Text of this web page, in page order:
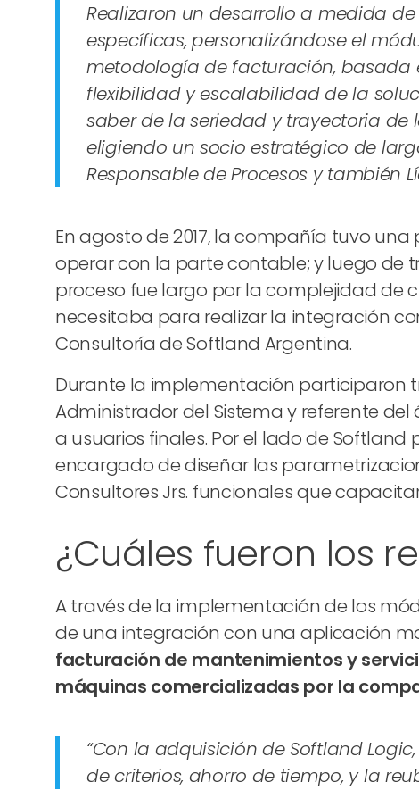
Realizaron un desarrollo a medida
específicas, personalizándose el
metodología de facturación, basada
flexibilidad y escalabilidad de la
saber de la seriedad y trayectoria
eligiendo un socio estratégico de
Responsable de Procesos y también
En agosto de 2017, la compañía tuvo
operar con la parte contable; y luego de
proceso fue largo por la complejidad de
necesitaba para realizar la integración
Consultoría de Softland Argentina.
Durante la implementación participaron
Administrador del Sistema y referente del
a usuarios finales. Por el lado de
encargado de diseñar las
Consultores Jrs. funcionales que
¿Cuáles fueron los
A través de la implementación de los
de una integración con una aplicación
facturación de mantenimientos y
máquinas comercializadas por la
“Con la adquisición de Softland
de criterios, ahorro de tiempo, y la